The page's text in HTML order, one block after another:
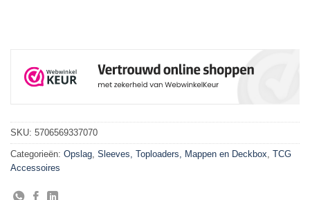
SKU: 5706569337070
Categorieën: Opslag, Sleeves, Toploaders, Mappen en Deckbox, TCG
Accessoires